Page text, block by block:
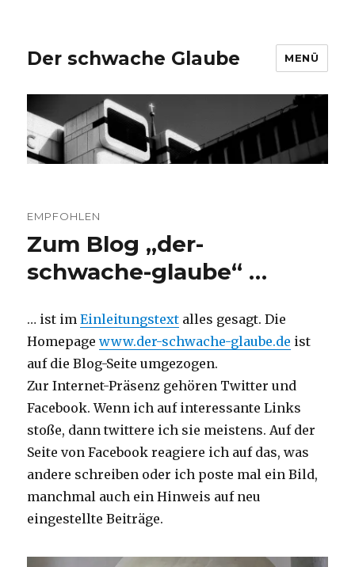
Der schwache Glaube MENÜ
EMPFOHLEN
Zum Blog „der-
schwache-glaube“ …
… ist imEinleitungstext alles gesagt. Die
Homepagewww.der-schwache-glaube.de ist
auf die Blog-Seite umgezogen.
Zur Internet-Präsenz gehören Twitter und
Facebook. Wenn ich auf interessante Links
stoße, dann twittere ich sie meistens. Auf der
Seite von Facebook reagiere ich auf das, was
andere schreiben oder ich poste mal ein Bild,
manchmal auch ein Hinweis auf neu
eingestellte Beiträge.